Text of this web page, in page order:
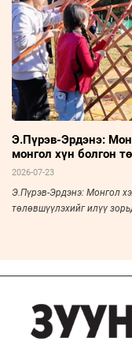
Э.Пүрэв-Эрдэнэ:
монгол хүн болгон
2026-07-23
Э.Пүрэв-Эрдэнэ: Монгол
төлөвшүүлэхийг илүү